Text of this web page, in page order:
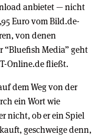
anbietet — nicht
Euro vom Bild.de-
von denen
“Bluefish Media” geht
Online.de fließt.
dem Weg von der
ein Wort wie
nicht, ob er ein Spiel
geschweige denn,